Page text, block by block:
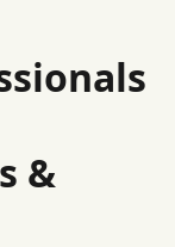
&